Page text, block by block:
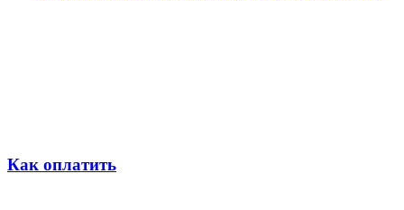
Как оплатить